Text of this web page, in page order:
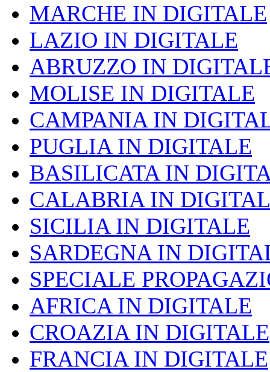
MARCHE IN DIGITALE
LAZIO IN DIGITALE
ABRUZZO IN
MOLISE IN DIGITALE
CAMPANIA IN
PUGLIA IN DIGITALE
BASILICATA IN
CALABRIA IN
SICILIA IN DIGITALE
SARDEGNA IN
SPECIALE
AFRICA IN DIGITALE
CROAZIA IN DIGITALE
FRANCIA IN DIGITALE